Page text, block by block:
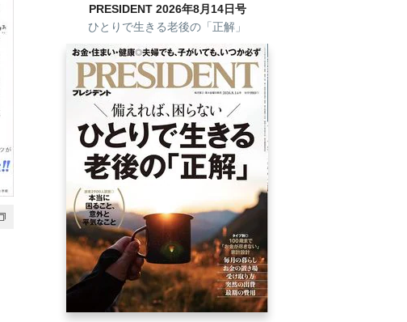
PRESIDENT 2026年8月14日号
ひとりで生きる老後の「正解」